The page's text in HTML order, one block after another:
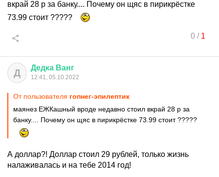
вкрай 28 р за банку.... Почему он щяс в пирикрёстке
73.99 стоит ?????
0/ 1
Д Дедка Ванг
12:41, 05.10.2022
От пользователя гопнег-эпилептик
маянез ЕЖКашный вроде недавно стоил вкрай 28 р за
банку.... Почему он щяс в пирикрёстке 73.99 стоит ?????
А доллар?! Доллар стоил 29 рублей, только жизнь
налаживалась и на тебе 2014 год!